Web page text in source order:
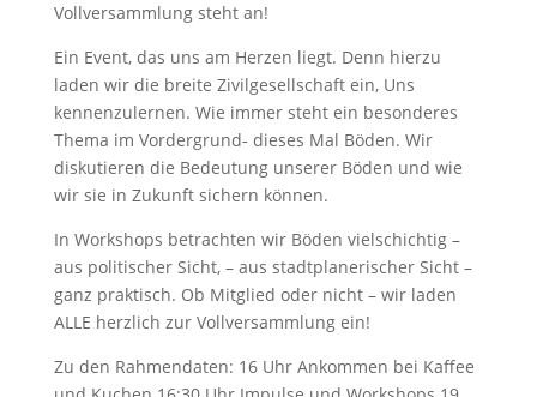
Vollversammlung steht an!
Ein Event, das uns am Herzen liegt. Denn hierzu
laden wir die breite Zivilgesellschaft ein, Uns
kennenzulernen. Wie immer steht ein besonderes
Thema im Vordergrund- dieses Mal Böden. Wir
diskutieren die Bedeutung unserer Böden und wie
wir sie in Zukunft sichern können.
In Workshops betrachten wir Böden vielschichtig –
aus politischer Sicht, – aus stadtplanerischer Sicht –
ganz praktisch. Ob Mitglied oder nicht – wir laden
ALLE herzlich zur Vollversammlung ein!
Zu den Rahmendaten: 16 Uhr Ankommen bei Kaffee